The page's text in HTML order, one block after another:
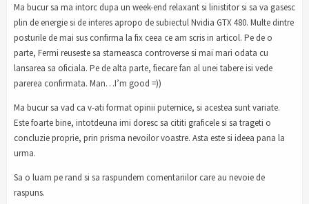
Ma bucur sa ma intorc dupa un week-end relaxant si linistitor si sa va gasesc
plin de energie si de interes apropo de subiectul Nvidia GTX 480. Multe dintre
posturile de mai sus confirma la fix ceea ce am scris in articol. Pe de o
parte, Fermi reuseste sa starneasca controverse si mai mari odata cu
lansarea sa oficiala. Pe de alta parte, fiecare fan al unei tabere isi vede
parerea confirmata. Man…I’m good =))
Ma bucur sa vad ca v-ati format opinii puternice, si acestea sunt variate.
Este foarte bine, intotdeuna imi doresc sa cititi graficele si sa trageti o
concluzie proprie, prin prisma nevoilor voastre. Asta este si ideea pana la
urma.
Sa o luam pe rand si sa raspundem comentariilor care au nevoie de
raspuns.